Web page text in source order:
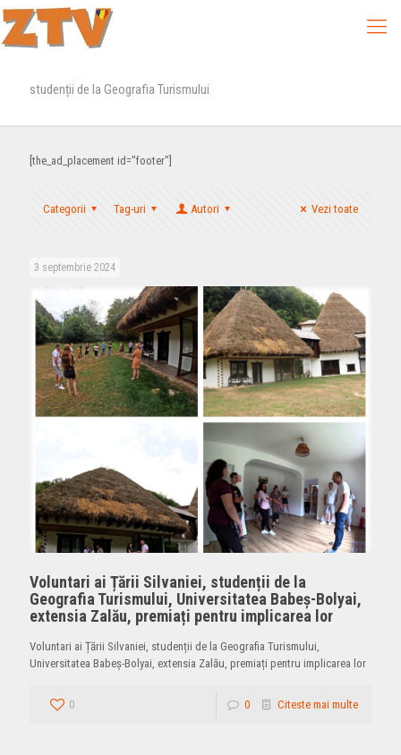
studenții de la Geografia Turismului
[the_ad_placement id="footer"]
Categorii Tag-uri Autori Vezi toate
3 septembrie 2024
Voluntari ai Țării Silvaniei, studenții de la
Geografia Turismului, Universitatea Babeș-Bolyai,
extensia Zalău, premiați pentru implicarea lor
Voluntari ai Țării Silvaniei, studenții de la Geografia Turismului,
Universitatea Babeș-Bolyai, extensia Zalău, premiați pentru implicarea lor
0 0 Citeste mai multe